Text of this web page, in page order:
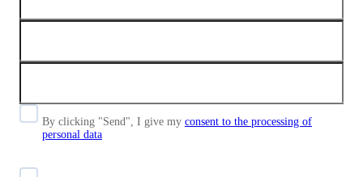
By clicking "Send", I give my consent to the processing of
personal data